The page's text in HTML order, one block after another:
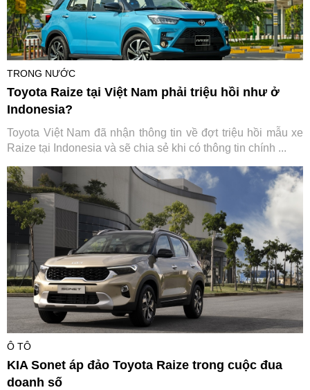
TRONG NƯỚC
Toyota Raize tại Việt Nam phải triệu hồi như ở
Indonesia?
Toyota Việt Nam đã nhận thông tin về đợt triệu hồi mẫu xe
Raize tại Indonesia và sẽ chia sẻ khi có thông tin chính ...
Ô TÔ
KIA Sonet áp đảo Toyota Raize trong cuộc đua
doanh số